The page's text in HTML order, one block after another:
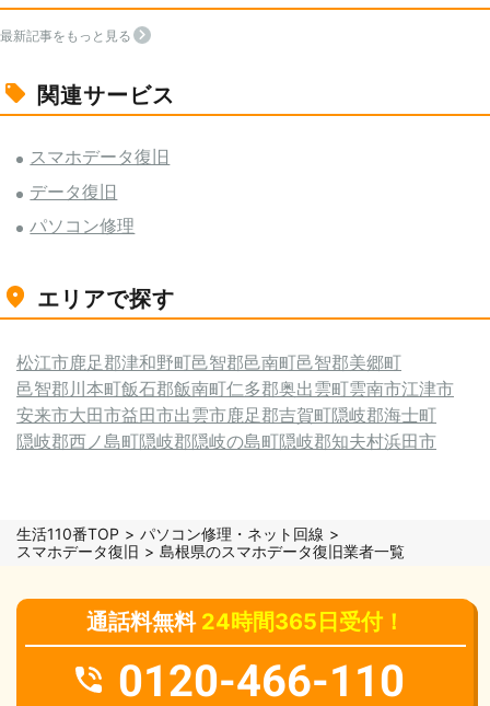
最新記事をもっと見る
関連サービス
スマホデータ復旧
データ復旧
パソコン修理
エリアで探す
松江市鹿足郡津和野町邑智郡邑南町邑智郡美郷町
邑智郡川本町飯石郡飯南町仁多郡奥出雲町雲南市江津市
安来市大田市益田市出雲市鹿足郡吉賀町隠岐郡海士町
隠岐郡西ノ島町隠岐郡隠岐の島町隠岐郡知夫村浜田市
生活110番TOP
パソコン修理・ネット回線
スマホデータ復旧
島根県のスマホデータ復旧業者一覧
通話料無料 24時間365日受付！
0120-466-110